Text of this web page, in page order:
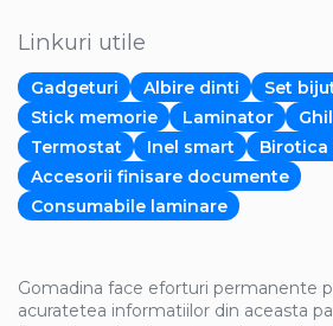
Linkuri utile
Gadgeturi Albire dinti
Set
Stick memorie
Laminator
Termostat
Inel smart
Birotica
Accesorii finisare documente
Consumabile laminare
Gomadina face eforturi permanente
acuratetea informatiilor din aceasta